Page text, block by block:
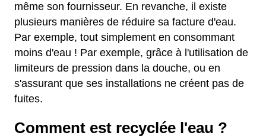
même son fournisseur. En revanche, il existe
plusieurs manières de réduire sa facture d'eau.
Par exemple, tout simplement en consommant
moins d'eau ! Par exemple, grâce à l'utilisation de
limiteurs de pression dans la douche, ou en
s'assurant que ses installations ne créent pas de
fuites.
Comment est recyclée l'eau ?